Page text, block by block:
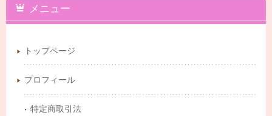
メニュー
トップページ
プロフィール
特定商取引法